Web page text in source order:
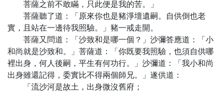
菩薩之前不敢瞞，只此便是我的苦。」
菩薩聽了道：「原來你也是豬淨壇遺嗣。自供倒也老
實，且站在一邊待我照驗。」豬一戒走開。
菩薩又問道：「沙致和是哪一個？」沙彌答應道：「小
和尚就是沙致和。」菩薩道：「你既要我照驗，也須自供哪
裡出身，何人後嗣，平生有何功行。」沙彌道：「我小和尚
出身雖還記得，委實比不得兩個師兄。」遂供道：
「流沙河是故土，出身微沒舊府；